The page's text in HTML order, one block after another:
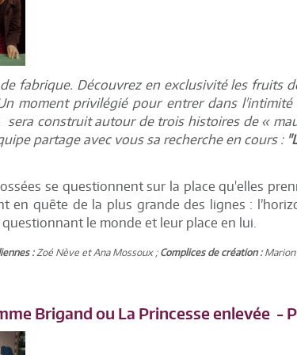
fabrique. Découvrez en exclusivité les fruits
moment privilégié pour entrer dans
sera construit autour de trois histoires de «
partage avec vous sa recherche en cours :
se questionnent sur la place qu'elles
en quête de la plus grande des lignes :
le monde et leur place en lui.
:Zoé Nève et Ana Mossoux ; Complices de création :Marion
Brigand ou La Princesse enlevée -